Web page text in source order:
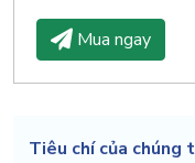
Mua ngay
Tiêu chí của chúng